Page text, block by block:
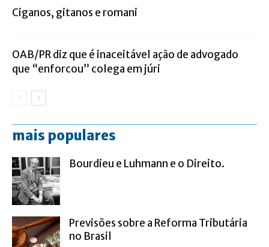
Ciganos, gitanos e romani
OAB/PR diz que é inaceitável ação de advogado
que “enforcou” colega em júri
mais populares
Bourdieu e Luhmann e o Direito.
Previsões sobre a Reforma Tributária
no Brasil